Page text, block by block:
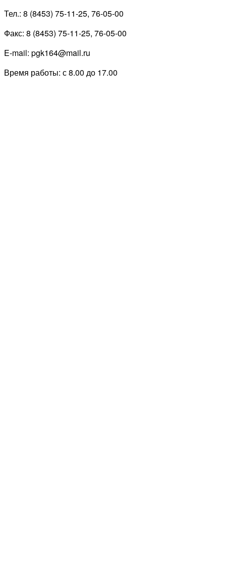
Тел.: 8 (8453) 75-11-25, 76-05-00
Факс: 8 (8453) 75-11-25, 76-05-00
E-mail: pgk164@mail.ru
Время работы: с 8.00 до 17.00